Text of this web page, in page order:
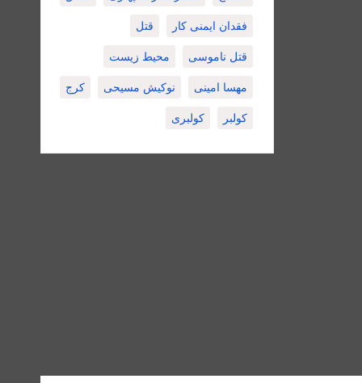
فقدان ایمنی کار قتل
قتل ناموسی محیط زیست
مهسا امینی نوکیش مسیحی کرج
کولبر کولبری